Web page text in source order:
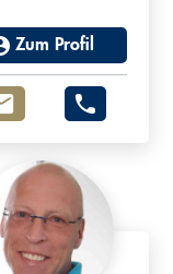
Zum Profil